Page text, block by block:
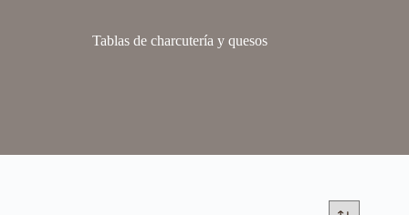
Tablas de charcutería y quesos